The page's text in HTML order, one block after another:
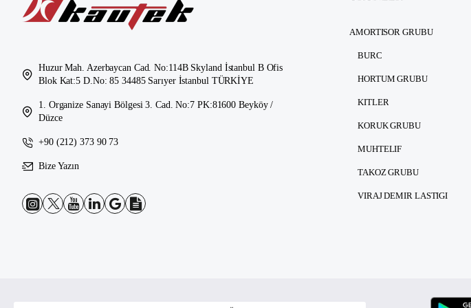
Huzur Mah. Azerbaycan Cad. No:114B Skyland İstanbul B Ofis
Blok Kat:5 D.No: 85 34485 Sarıyer İstanbul TÜRKİYE
1. Organize Sanayi Bölgesi 3. Cad. No:7 PK:81600 Beyköy /
Düzce
+90 (212) 373 90 73
Bize Yazın
AMORTISOR GRUBU
BURC
HORTUM GRUBU
KITLER
KORUK GRUBU
MUHTELIF
TAKOZ GRUBU
VIRAJ DEMIR LASTIGI